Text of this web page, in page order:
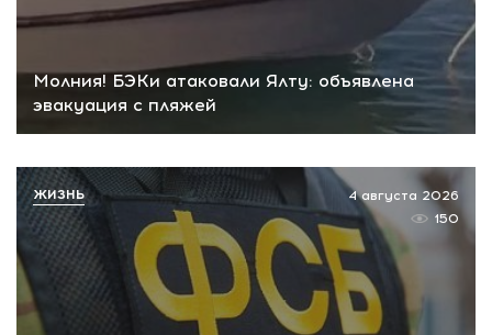
Молния! БЭКи атаковали Ялту: объявлена
эвакуация с пляжей
4 августа 2026
150
ЖИЗНЬ